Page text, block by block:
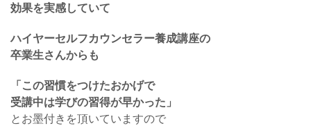
効果を実感していて
ハイヤーセルフカウンセラー養成講座の
卒業生さんからも
「この習慣をつけたおかげで
受講中は学びの習得が早かった」
とお墨付きを頂いていますので